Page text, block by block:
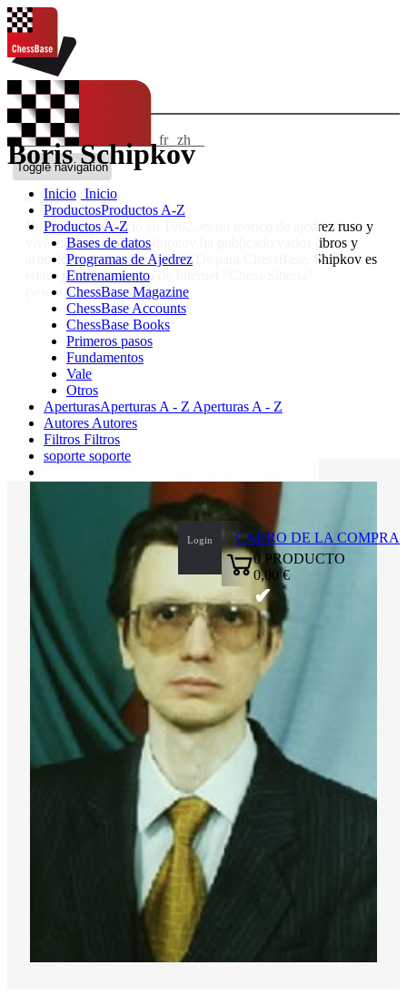
IDIOMAS: fr zh
ChessBase Shop
Toggle navigation
Inicio Inicio
ProductosProductos A-Z
Productos A-Z
Bases de datos
Programas de Ajedrez
Entrenamiento
ChessBase Magazine
ChessBase Accounts
ChessBase Books
Primeros pasos
Fundamentos
Vale
Otros
AperturasAperturas A - Z Aperturas A - Z
Autores Autores
Filtros Filtros
soporte soporte
Login
CARRO DE LA COMPRA
0 PRODUCTO
0,00 €
✔
Boris Schipkov
Bio
Boris Shipkov nació en 1962, es un teórico de ajedrez ruso y
vive en Novosibirsk. Shipkov ha publicado varios libros y
artículos, así como varios DVDs para ChessBase. Shipkov es
editor jefe de la revista de Internet “Chess Siberia”
(www.chessib.com)